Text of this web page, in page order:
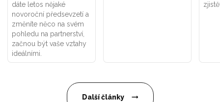
dáte letos nějaké
novoroční předsevzetí a
změníte něco na svém
pohledu na partnerství,
začnou být vaše vztahy
ideálními.
Další články